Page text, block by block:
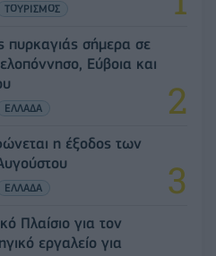
ΤΟΥΡΙΣΜΟΣ
πυρκαγιάς σήμερα σε
Εύβοια και
ΕΛΛΑΔΑ
η έξοδος των
ΕΛΛΑΔΑ
Πλαίσιο για τον
εργαλείο για